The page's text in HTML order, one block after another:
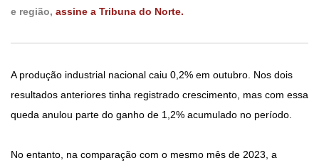
e região, assine a Tribuna do Norte.
A produção industrial nacional caiu 0,2% em outubro. Nos dois
resultados anteriores tinha registrado crescimento, mas com essa
queda anulou parte do ganho de 1,2% acumulado no período.
No entanto, na comparação com o mesmo mês de 2023, a